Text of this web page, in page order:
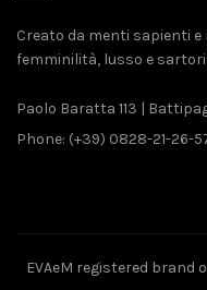
Creato da menti sapienti e
femminilità, lusso e
Paolo Baratta 113 |
Phone: (+39) 0828-21-26-
EVAeM registered brand